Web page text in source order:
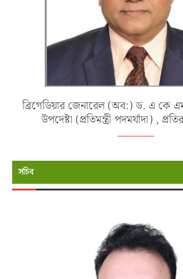
ব্রিগেডিয়ার জেনারেল (অব:) ড. এ কে
উপদেষ্টা (প্রতিমন্ত্রী পদমর্যাদা) ,
সচিব